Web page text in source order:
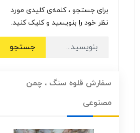
برای جستجو ، کلمه‌ی کلیدی مورد
نظر خود را بنویسید و کلیک کنید.
جستجو
سفارش قلوه سنگ ، چمن
مصنوعی